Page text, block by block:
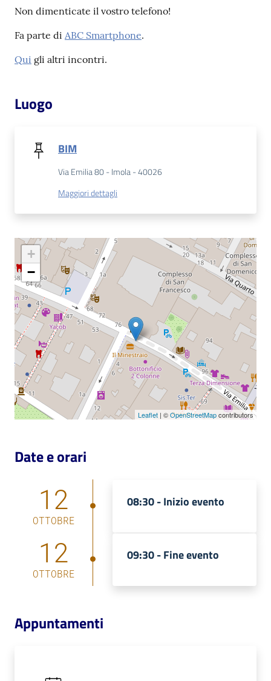
Patto
lettura
Seguici
Catalogo
on line
Eventi
Chiedi al
bibliotecario
Non dimenticate il vostro telefono!
Fa parte di ABC Smartphone.
Qui gli altri incontri.
Luogo
BIM
Via Emilia 80 - Imola - 40026
Maggiori dettagli
+
−
Leaflet | ©OpenStreetMapcontributors
Date e orari
12
OTTOBRE
08:30 -Inizio evento
12
OTTOBRE
09:30 -Fine evento
Appuntamenti